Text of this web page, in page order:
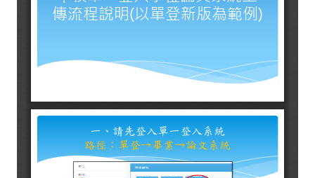
常見問題
VPN連線
校園網路
無線網路